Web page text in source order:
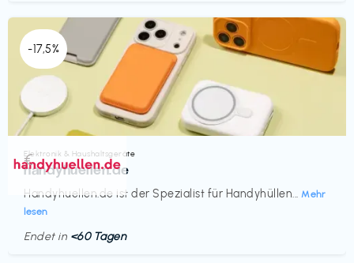
-17,5%
Elektronik & Haushaltsgeräte
handyhuellen.de
Handyhuellen.de ist der Spezialist für Handyhüllen... Mehr
lesen
€‎
Endet in <60 Tagen